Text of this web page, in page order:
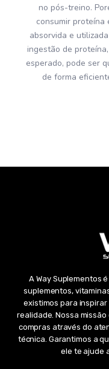
no pós-treino.
consumir proteína
absorvida e
ingestão de
esperado, pode ser
de forma
A Way Suplementos
suplementos,
existimos para
realidade. Nossa
compras através do
técnica. Garantimos a
ele te ajude